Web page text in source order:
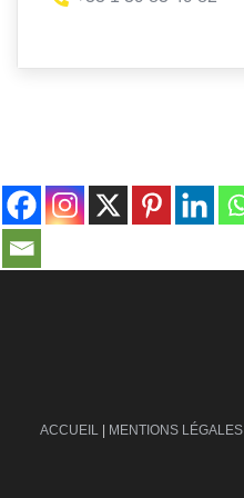
ACCUEIL | MENTIONS LÉGALES